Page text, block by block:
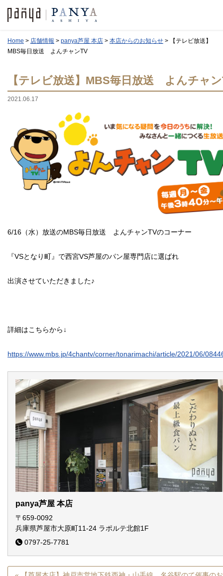
Home > 店舗情報 > panya芦屋 本店 > 本店からのお知らせ >
【テレビ放送】
MBS毎日放送 よんチャンTV
【テレビ放送】MBS毎日放送 よんチャ
2021.06.17
6/16（水）放送のMBS毎日放送 よんチャンTVのコーナー
『VSとなり町』で西宮VS芦屋のパン屋専門店に選ばれ
出演させていただきました♪
詳細はこちらから↓
https://www.mbs.jp/4chantv/corner/tonarimachi/article/2021/06/
panya芦屋 本店
〒659-0092
兵庫県芦屋市大原町11-24 ラポルテ北館1F
0797-25-7781